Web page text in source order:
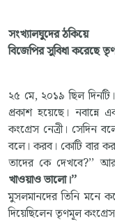
সংখ্যালঘুদের ঠকিয়ে
বিজেপির সুবিধা করেছে
২৫ মে, ২০১৯ ছিল
প্রকাশ হয়েছে।
কংগ্রেস নেত্রী। সেদিন
বলে। করব। কোটি বার
তাদের কে দেখবে?’’
খাওয়াও ভালো।’’
মুসলমানদের তিনি মনে
দিয়েছিলেন তৃণমূল কংগ্রেস